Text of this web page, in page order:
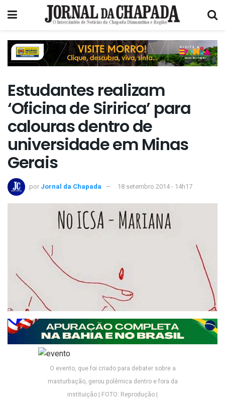
Estudantes realizam
‘Oficina de Siririca’ para
calouras dentro de
universidade em Minas
Gerais
por Jornal da Chapada 18 setembro 2014 - 14h17
O evento, que foi criado para debater sobre a
masturbação, gerou polêmica dentro e fora da
instituição | FOTO: Reprodução |